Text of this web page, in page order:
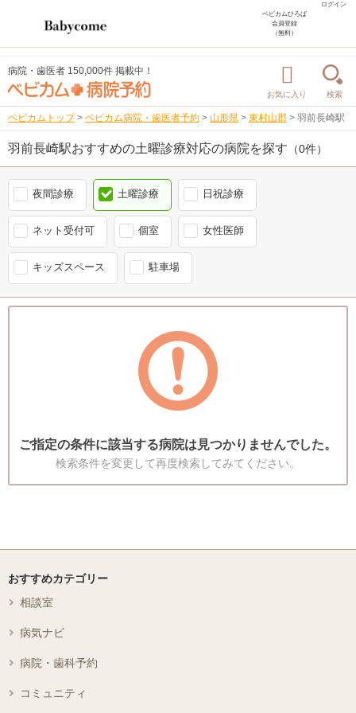
ログイン
ベビカムひろば
会員登録
（無料）
病院・歯医者 150,000件 掲載中！
お気に入り 検索
ベビカムトップ > ベビカム病院・歯医者予約 > 山形県 > 東村山郡 > 羽前長崎駅
羽前長崎駅おすすめの土曜診療対応の病院を探す （0件）
夜間診療 土曜診療 日祝診療
ネット受付可 個室 女性医師
キッズスペース 駐車場
ご指定の条件に該当する病院は見つかりませんでした。
検索条件を変更して再度検索してみてください。
おすすめカテゴリー
相談室
病気ナビ
病院・歯科予約
コミュニティ